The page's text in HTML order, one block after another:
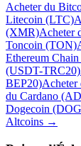
Acheter du
Litecoin (LTC)
(XMR)Acheter
Toncoin (TON)
Ethereum
(USDT-TRC20)
BEP20)
du Cardano
Dogecoin
Altcoins →